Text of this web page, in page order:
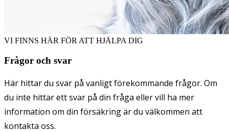
VI FINNS HÄR FÖR ATT HJÄLPA DIG
Frågor och svar
Här hittar du svar på vanligt förekommande frågor. Om
du inte hittar ett svar på din fråga eller vill ha mer
information om din försäkring är du välkommen att
kontakta oss.